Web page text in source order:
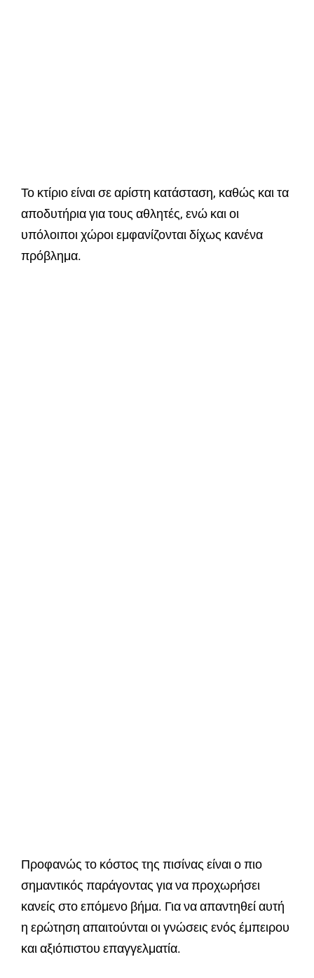
Το κτίριο είναι σε αρίστη κατάσταση, καθώς και τα
αποδυτήρια για τους αθλητές, ενώ και οι
υπόλοιποι χώροι εμφανίζονται δίχως κανένα
πρόβλημα.
Προφανώς το κόστος της πισίνας είναι ο πιο
σημαντικός παράγοντας για να προχωρήσει
κανείς στο επόμενο βήμα. Για να απαντηθεί αυτή
η ερώτηση απαιτούνται οι γνώσεις ενός έμπειρου
και αξιόπιστου επαγγελματία.